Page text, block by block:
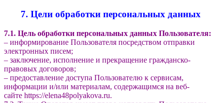
7. Цели обработки персональных данных
7.1. Цель обработки персональных данных Пользователя:
– информирование Пользователя посредством отправки
электронных писем;
– заключение, исполнение и прекращение гражданско-
правовых договоров;
– предоставление доступа Пользователю к сервисам,
информации и/или материалам, содержащимся на веб-
сайте https://elena48polyakova.ru.